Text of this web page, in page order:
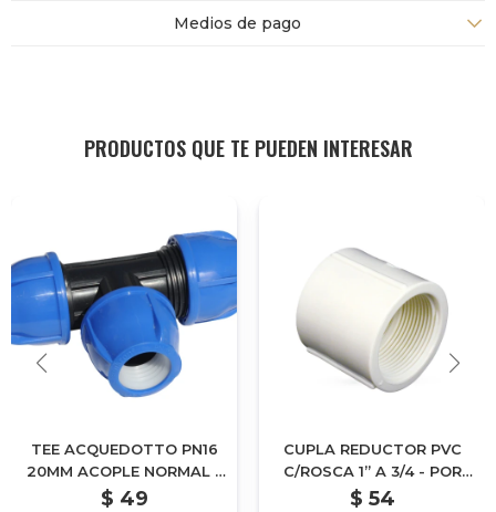
Medios de pago
PRODUCTOS QUE TE PUEDEN INTERESAR
TEE ACQUEDOTTO PN16
20MM ACOPLE NORMAL -
POR ENCARGUE
$ 49
CUPLA REDUCTOR PVC
C/ROSCA 1” A 3/4 - POR
ENCARGUE
$ 54